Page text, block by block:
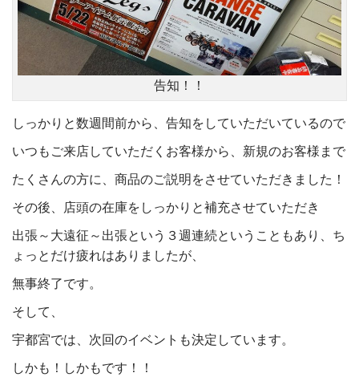
告知！！
しっかりと数週間前から、告知をしていただいているので
いつもご来店していただくお客様から、新規のお客様まで
たくさんの方に、商品のご説明をさせていただきました！
その後、店頭の在庫をしっかりと補充させていただき
出張～大遠征～出張という３週連続ということもあり、ち
ょっとだけ疲れはありましたが、
無事終了です。
そして、
宇都宮では、次回のイベントも決定しています。
しかも！しかもです！！